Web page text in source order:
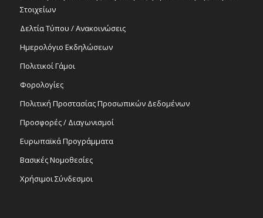
Στοιχείων
Δελτία Τύπου / Ανακοινώσεις
Ημερολόγιο Εκδηλώσεων
Πολιτικοί Γάμοι
Φορολογίες
Πολιτική Προστασίας Προσωπικών Δεδομένων
Προσφορές / Διαγωνισμοί
Ευρωπαϊκά Προγράμματα
Βασικές Νομοθεσίες
Χρήσιμοι Σύνδεσμοι